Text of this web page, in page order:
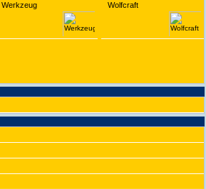
Werkzeug Wolfcraft